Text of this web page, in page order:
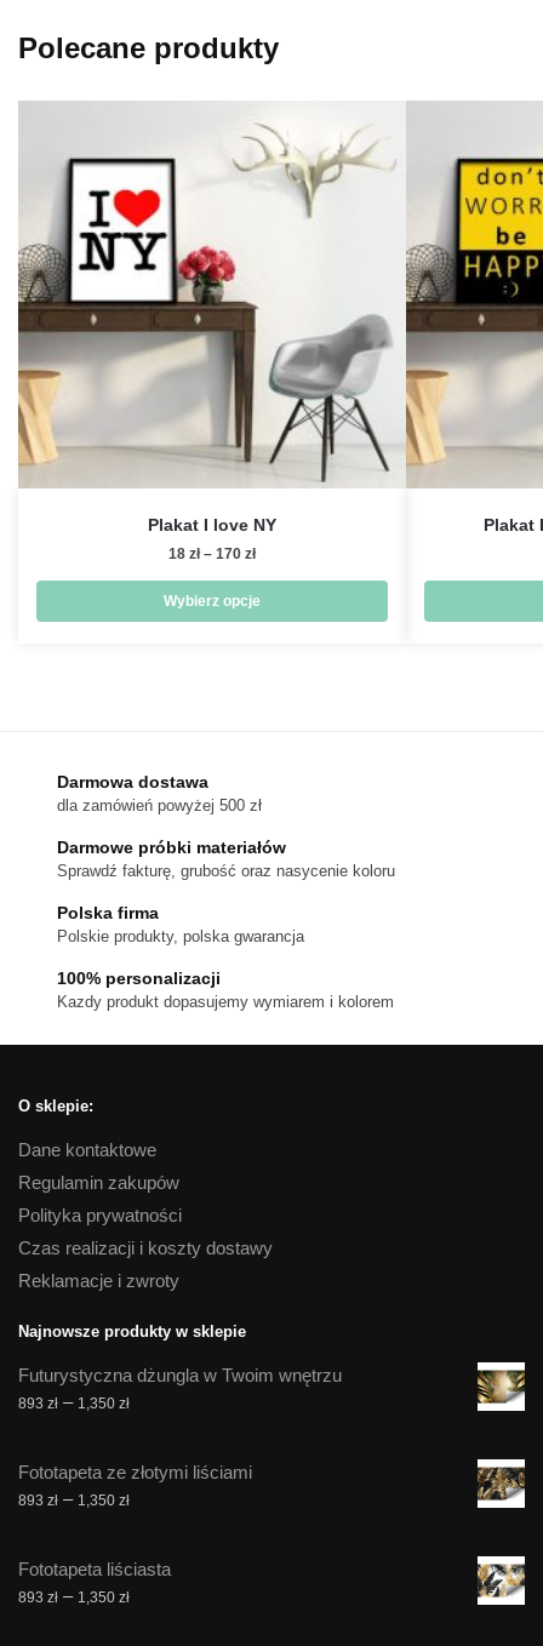
Polecane produkty
Plakat I love NY
18 zł – 170 złZakres
od
18 zł
Wybierz opcje
można
wybrać
na
produktu
Plakat
Darmowa dostawa
dla zamówień powyżej 500 zł
Darmowe próbki materiałów
Sprawdź fakturę, grubość oraz nasycenie koloru
Polska firma
Polskie produkty, polska gwarancja
100% personalizacji
Kazdy produkt dopasujemy wymiarem i kolorem
O sklepie:
Dane kontaktowe
Regulamin zakupów
Polityka prywatności
Czas realizacji i koszty dostawy
Reklamacje i zwroty
Najnowsze produkty w sklepie
Futurystyczna dżungla w Twoim wnętrzu
893 zł – 1,350 złZakres
893 zł
do
Fototapeta ze złotymi liściami
893 zł – 1,350 złZakres
893 zł
do
Fototapeta liściasta
893 zł – 1,350 złZakres